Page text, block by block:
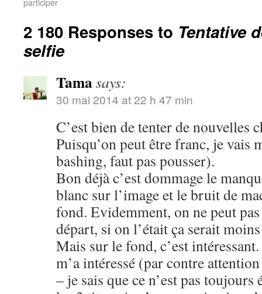
2 180 Responses to Tentative
selfie
Tamasays:
30 mai 2014 at 22 h 47 min
C’est bien de tenter de nouvelles
Puisqu’on peut être franc, je vais
bashing, faut pas pousser).
Bon déjà c’est dommage le
blanc sur l’image et le bruit de
fond. Evidemment, on ne peut
départ, si on l’était ça serait
Mais sur le fond, c’est
m’a intéressé (par contre
– je sais que ce n’est pas